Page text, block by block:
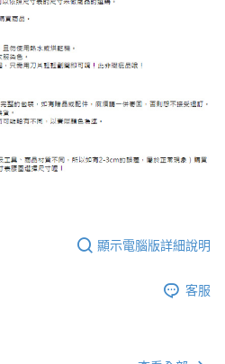
顯示電腦版詳細說明
客服